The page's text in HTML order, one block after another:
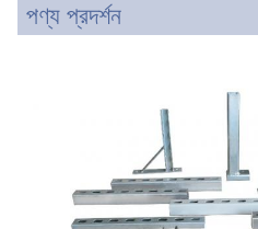
পণ্য প্রদর্শন